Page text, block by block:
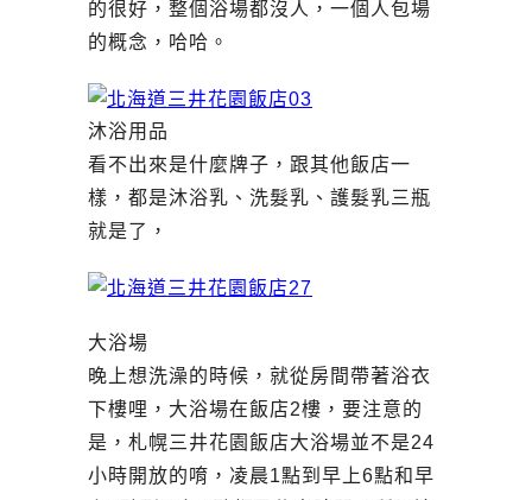
的很好，整個浴場都沒人，一個人包場
的概念，哈哈。
沐浴用品
看不出來是什麼牌子，跟其他飯店一
樣，都是沐浴乳、洗髮乳、護髮乳三瓶
就是了，
大浴場
晚上想洗澡的時候，就從房間帶著浴衣
下樓哩，大浴場在飯店2樓，要注意的
是，札幌三井花園飯店大浴場並不是24
小時開放的唷，凌晨1點到早上6點和早